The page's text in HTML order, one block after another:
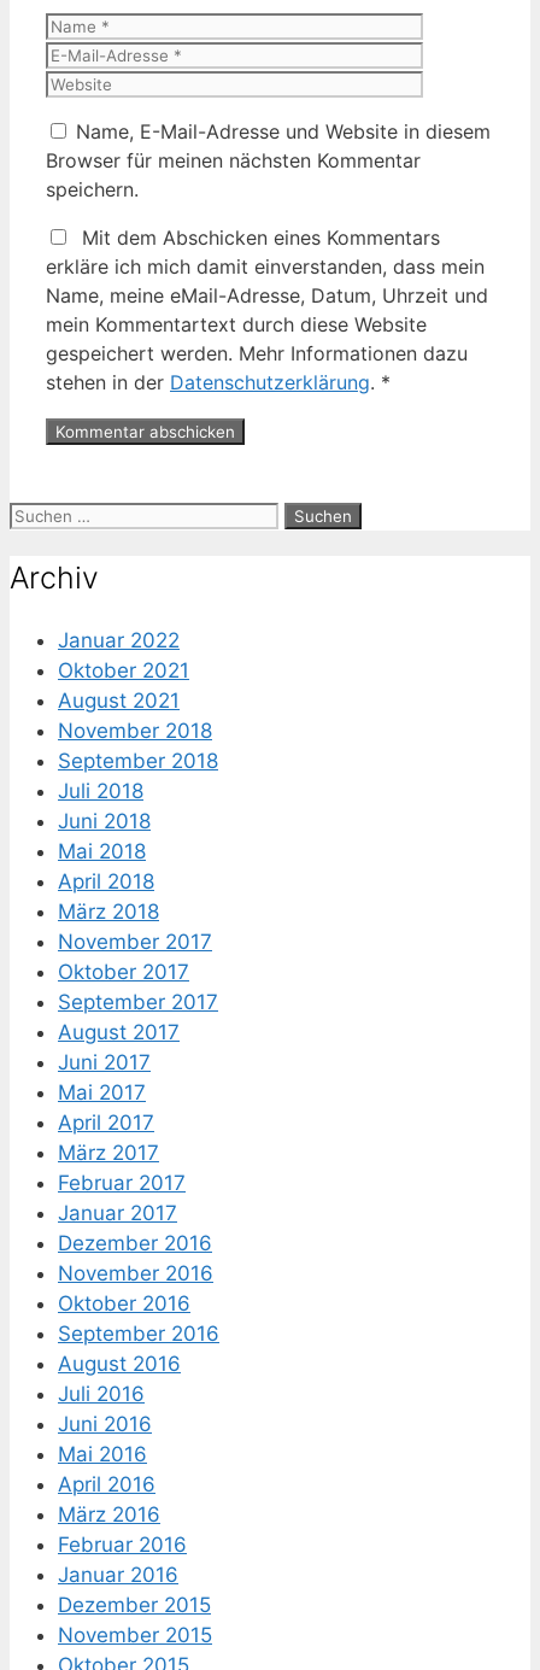
Name
Name, E-Mail-Adresse und Website in diesem
Browser für meinen nächsten Kommentar
speichern.
Mit dem Abschicken eines Kommentars
erkläre ich mich damit einverstanden, dass mein
Name, meine eMail-Adresse, Datum, Uhrzeit und
mein Kommentartext durch diese Website
gespeichert werden. Mehr Informationen dazu
stehen in der Datenschutzerklärung. *
Suche
Archiv
Januar 2022
Oktober 2021
August 2021
November 2018
September 2018
Juli 2018
Juni 2018
Mai 2018
April 2018
März 2018
November 2017
Oktober 2017
September 2017
August 2017
Juni 2017
Mai 2017
April 2017
März 2017
Februar 2017
Januar 2017
Dezember 2016
November 2016
Oktober 2016
September 2016
August 2016
Juli 2016
Juni 2016
Mai 2016
April 2016
März 2016
Februar 2016
Januar 2016
Dezember 2015
November 2015
Oktober 2015